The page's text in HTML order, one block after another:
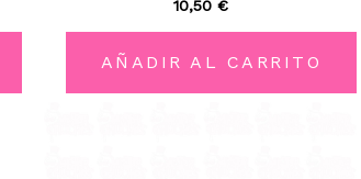
0
5
10,50 €
AÑADIR AL CARRITO